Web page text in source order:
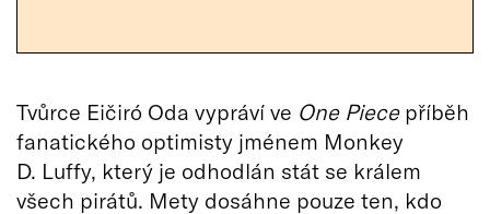
Tvůrce Eičiró Oda vypráví ve One Piecepříběh
fanatického optimisty jménem Monkey
D. Luffy, který je odhodlán stát se králem
všech pirátů. Mety dosáhne pouze ten, kdo